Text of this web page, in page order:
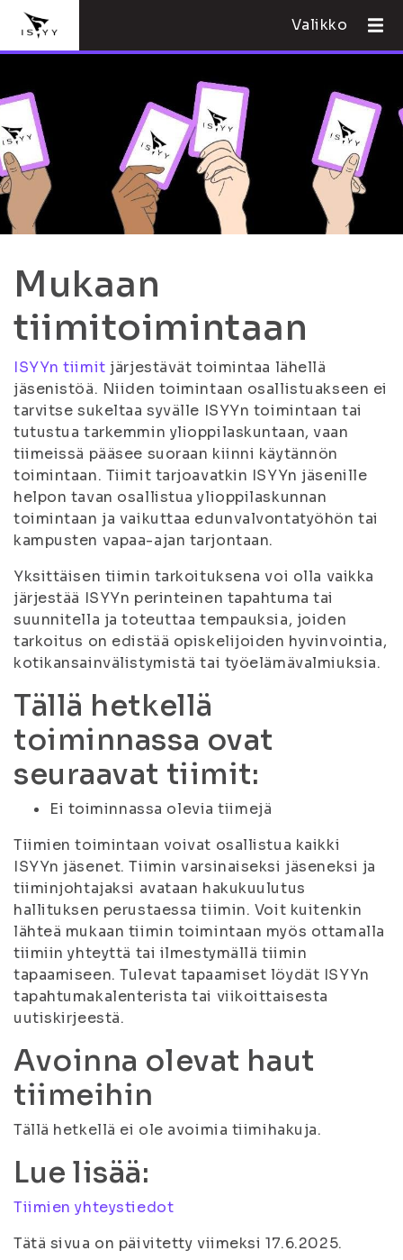
Valikko
Mukaan
tiimitoimintaan
ISYYn tiimit järjestävät toimintaa lähellä
jäsenistöä. Niiden toimintaan osallistuakseen ei
tarvitse sukeltaa syvälle ISYYn toimintaan tai
tutustua tarkemmin ylioppilaskuntaan, vaan
tiimeissä pääsee suoraan kiinni käytännön
toimintaan. Tiimit tarjoavatkin ISYYn jäsenille
helpon tavan osallistua ylioppilaskunnan
toimintaan ja vaikuttaa edunvalvontatyöhön tai
kampusten vapaa-ajan tarjontaan.
Yksittäisen tiimin tarkoituksena voi olla vaikka
järjestää ISYYn perinteinen tapahtuma tai
suunnitella ja toteuttaa tempauksia, joiden
tarkoitus on edistää opiskelijoiden hyvinvointia,
kotikansainvälistymistä tai työelämävalmiuksia.
Tällä hetkellä
toiminnassa ovat
seuraavat tiimit:
Ei toiminnassa olevia tiimejä
Tiimien toimintaan voivat osallistua kaikki
ISYYn jäsenet. Tiimin varsinaiseksi jäseneksi ja
tiiminjohtajaksi avataan hakukuulutus
hallituksen perustaessa tiimin. Voit kuitenkin
lähteä mukaan tiimin toimintaan myös ottamalla
tiimiin yhteyttä tai ilmestymällä tiimin
tapaamiseen. Tulevat tapaamiset löydät ISYYn
tapahtumakalenterista tai viikoittaisesta
uutiskirjeestä.
Avoinna olevat haut
tiimeihin
Tällä hetkellä ei ole avoimia tiimihakuja.
Lue lisää:
Tiimien yhteystiedot
Tätä sivua on päivitetty viimeksi 17.6.2025.